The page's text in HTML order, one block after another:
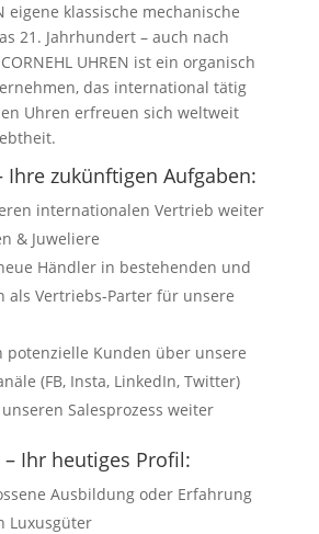
eigene klassische mechanische
21. Jahrhundert – auch nach
UHREN ist ein organisch
das international tätig
Uhren erfreuen sich weltweit
Ihre zukünftigen Aufgaben:
internationalen Vertrieb weiter
& Juweliere
Händler in bestehenden und
als Vertriebs-Parter für unsere
potenzielle Kunden über unsere
(FB, Insta, LinkedIn, Twitter)
Salesprozess weiter
Ihr heutiges Profil:
Ausbildung oder Erfahrung
Luxusgüter